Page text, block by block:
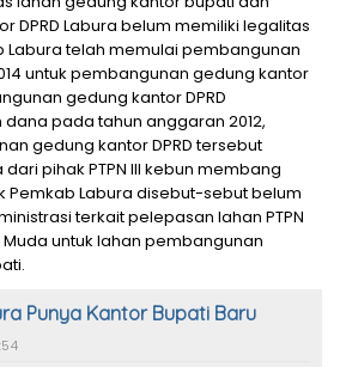
DPRD Labura belum memiliki legalitas
Labura telah memulai pembangunan
untuk pembangunan gedung kantor
gedung kantor DPRD
pada tahun anggaran 2012,
gedung kantor DPRD tersebut
pihak PTPN III kebun membang
Pemkab Labura disebut-sebut belum
terkait pelepasan lahan PTPN
untuk lahan pembangunan
Punya Kantor Bupati Baru